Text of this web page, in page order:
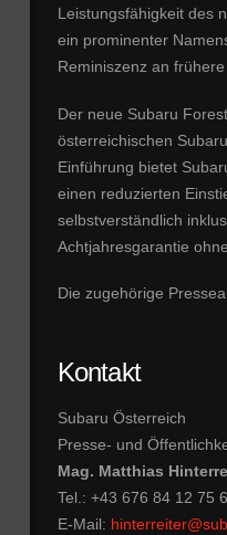
Leistungsfähigkeit des
ein prominenter
Reminiszenz an frühere
Der neue Subaru
österreichischen
Einführung bietet
einen reduzierten
selbstverständlich
Achtjahresgarantie
Die zugehörige
Kontakt
Subaru Österreich
Presse- und
Mag. Matthias
Tel.: +43 676 84 12 75
E-Mail: